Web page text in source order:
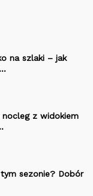
na szlaki – jak
z widokiem
sezonie? Dobór